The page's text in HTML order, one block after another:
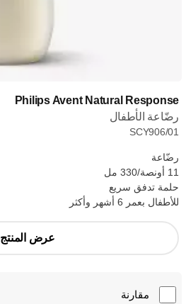
Philips Avent Natural Response
رضّاعة الأطفال
SCY906/01
رضّاعة
11 أونصة/330 مل
حلمة تدفق سريع
للأطفال بعمر 6 أشهر وأكثر
عرض المنتج
مقارنة